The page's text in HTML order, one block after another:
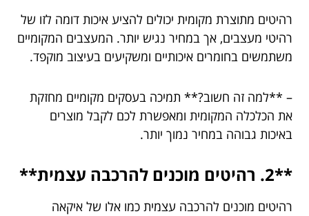
רהיטים מתוצרת מקומית יכולים להציע איכות דומה לזו של
רהיטי מעצבים, אך במחיר נגיש יותר. המעצבים המקומיים
משתמשים בחומרים איכותיים ומשקיעים בעיצוב מוקפד.
– **למה זה חשוב?** תמיכה בעסקים מקומיים מחזקת
את הכלכלה המקומית ומאפשרת לכם לקבל מוצרים
באיכות גבוהה במחיר נמוך יותר.
**2. רהיטים מוכנים להרכבה עצמית**
רהיטים מוכנים להרכבה עצמית כמו אלו של איקאה